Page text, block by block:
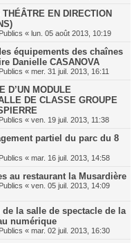
EN DIRECTION
« lun. 05 août 2013, 10:19
équipements des chaînes
Danielle CASANOVA
« mer. 31 juil. 2013, 16:11
D’UN MODULE
DE CLASSE GROUPE
« ven. 19 juil. 2013, 11:38
partiel du parc du 8
« mar. 16 juil. 2013, 14:58
au restaurant la Musardière
« ven. 05 juil. 2013, 14:09
la salle de spectacle de la
numérique
« mar. 02 juil. 2013, 16:30